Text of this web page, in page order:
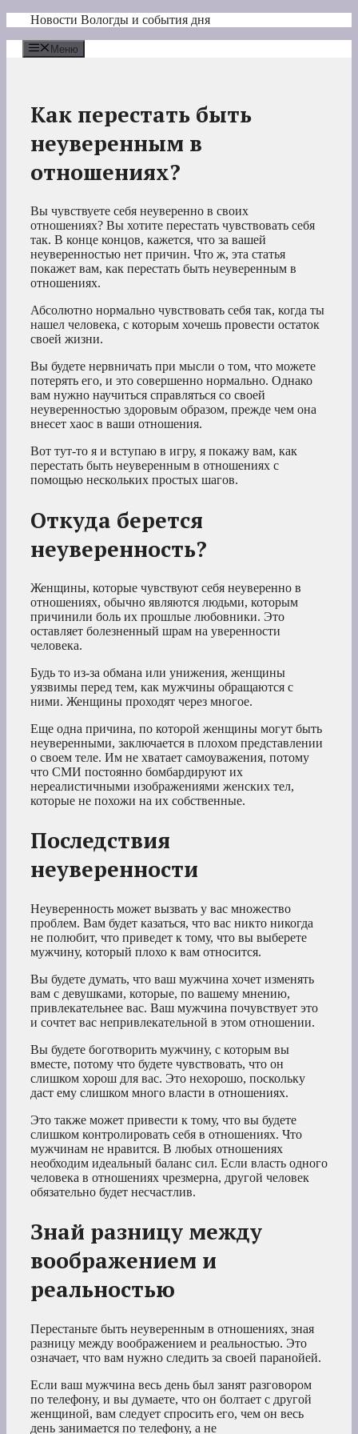
Перейти
содержимому
Новости Вологды и события дня
Меню
Как перестать быть
неуверенным в
отношениях?
Вы чувствуете себя неуверенно в своих
отношениях? Вы хотите перестать чувствовать себя
так. В конце концов, кажется, что за вашей
неуверенностью нет причин. Что ж, эта статья
покажет вам, как перестать быть неуверенным в
отношениях.
Абсолютно нормально чувствовать себя так, когда ты
нашел человека, с которым хочешь провести остаток
своей жизни.
Вы будете нервничать при мысли о том, что можете
потерять его, и это совершенно нормально. Однако
вам нужно научиться справляться со своей
неуверенностью здоровым образом, прежде чем она
внесет хаос в ваши отношения.
Вот тут-то я и вступаю в игру, я покажу вам, как
перестать быть неуверенным в отношениях с
помощью нескольких простых шагов.
Откуда берется
неуверенность?
Женщины, которые чувствуют себя неуверенно в
отношениях, обычно являются людьми, которым
причинили боль их прошлые любовники. Это
оставляет болезненный шрам на уверенности
человека.
Будь то из-за обмана или унижения, женщины
уязвимы перед тем, как мужчины обращаются с
ними. Женщины проходят через многое.
Еще одна причина, по которой женщины могут быть
неуверенными, заключается в плохом представлении
о своем теле. Им не хватает самоуважения, потому
что СМИ постоянно бомбардируют их
нереалистичными изображениями женских тел,
которые не похожи на их собственные.
Последствия
неуверенности
Неуверенность может вызвать у вас множество
проблем. Вам будет казаться, что вас никто никогда
не полюбит, что приведет к тому, что вы выберете
мужчину, который плохо к вам относится.
Вы будете думать, что ваш мужчина хочет изменять
вам с девушками, которые, по вашему мнению,
привлекательнее вас. Ваш мужчина почувствует это
и сочтет вас непривлекательной в этом отношении.
Вы будете боготворить мужчину, с которым вы
вместе, потому что будете чувствовать, что он
слишком хорош для вас. Это нехорошо, поскольку
даст ему слишком много власти в отношениях.
Это также может привести к тому, что вы будете
слишком контролировать себя в отношениях. Что
мужчинам не нравится. В любых отношениях
необходим идеальный баланс сил. Если власть одного
человека в отношениях чрезмерна, другой человек
обязательно будет несчастлив.
Знай разницу между
воображением и
реальностью
Перестаньте быть неуверенным в отношениях, зная
разницу между воображением и реальностью. Это
означает, что вам нужно следить за своей паранойей.
Если ваш мужчина весь день был занят разговором
по телефону, и вы думаете, что он болтает с другой
женщиной, вам следует спросить его, чем он весь
день занимается по телефону, а не